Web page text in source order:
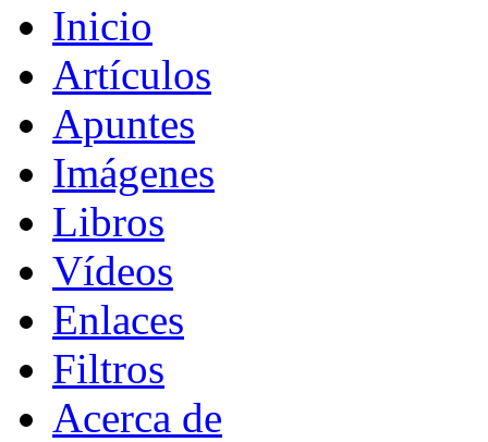
Inicio
Artículos
Apuntes
Imágenes
Libros
Vídeos
Enlaces
Filtros
Acerca de